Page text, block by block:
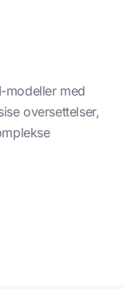
modeller med
oversettelser,